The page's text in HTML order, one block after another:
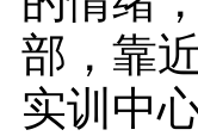
部，靠
实训中